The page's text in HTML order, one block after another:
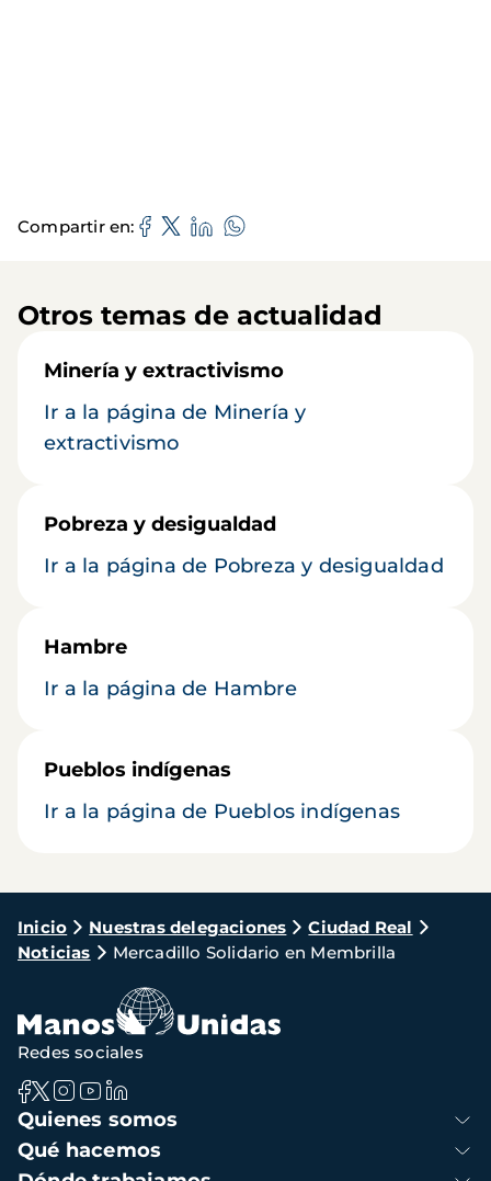
Compartir en
Otros temas de actualidad
Minería y extractivismo
Ir a la página de Minería y
extractivismo
Pobreza y desigualdad
Ir a la página de Pobreza y desigualdad
Hambre
Ir a la página de Hambre
Pueblos indígenas
Ir a la página de Pueblos indígenas
Ruta
de
navegación
Inicio Nuestras delegaciones
Ciudad Real
Noticias
Mercadillo Solidario en Membrilla
Navegación
principal
Quienes somos
Qué hacemos
Redes sociales